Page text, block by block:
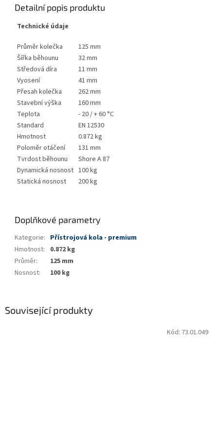
Související produkty
Kód: 73.01.049
Detailní popis produktu
Technické údaje
Průměr kolečka
125 mm
Šířka běhounu
32 mm
Středová díra
11 mm
Vyosení
41 mm
Přesah kolečka
262 mm
Stavební výška
160 mm
Teplota
- 20 / + 60 °C
Standard
EN 12530
Hmotnost
0.872 kg
Poloměr otáčení
131 mm
Tvrdost běhounu
Shore A 87
Dynamická nosnost 100 kg
Statická nosnost
200 kg
Doplňkové parametry
Kategorie: Přístrojová kola - premium
Hmotnost:
0.872 kg
Průměr:
125 mm
Nosnost: 100 kg